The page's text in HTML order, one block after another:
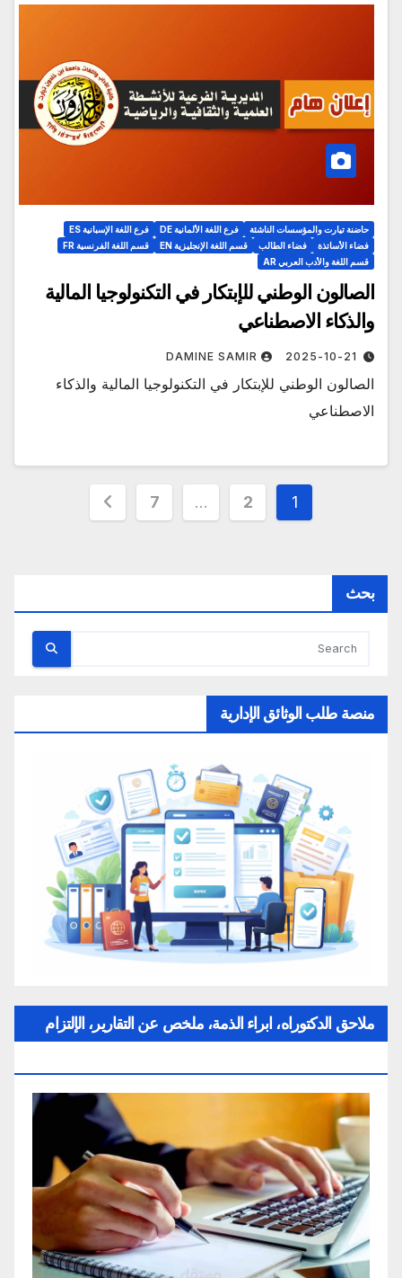
حاضنة تيارت والمؤسسات الناشئة فرع اللغة الألمانية DE
فرع اللغة الإسبانية ES
فضاء الأساتذة
فضاء الطالب قسم اللغة الإنجليزية EN
قسم اللغة الفرنسية FR
قسم اللغة والأدب العربي AR
الصالون الوطني للإبتكار في التكنولوجيا المالية
والذكاء الاصطناعي
2025-10-21
DAMINE SAMIR
الصالون الوطني للإبتكار في التكنولوجيا المالية والذكاء
الاصطناعي
تعدد
1
2
…
7
بحث
منصة طلب الوثائق الإدارية
ملاحق الدكتوراه، ابراء الذمة، ملخص عن التقارير، الإلتزام